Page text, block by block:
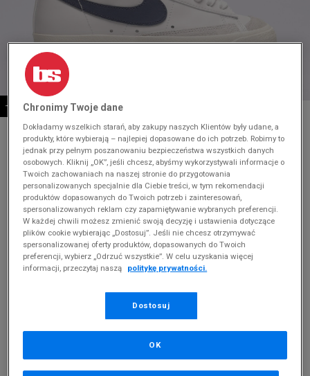
-10% ZA MIN. 500 ZŁ KOD: SUM10
* Zdjęcie poglądowe
NIKE W BLAZER MID '77
Produkt pochodzi z końcówek aktualnych kolekcji, ubiegłych
sezonów lub z ekspozycji. Szczegóły.
529,99 zł cena rekomendowana przez producenta
329,99 zł
Kolor: biały
Chronimy Twoje dane
Dokładamy wszelkich starań, aby zakupy naszych Klientów były udane, a
produkty, które wybierają – najlepiej dopasowane do ich potrzeb. Robimy to
jednak przy pełnym poszanowaniu bezpieczeństwa wszystkich danych
osobowych. Kliknij „OK”, jeśli chcesz, abyśmy wykorzystywali informacje o
Twoich zachowaniach na naszej stronie do przygotowania
personalizowanych specjalnie dla Ciebie treści, w tym rekomendacji
produktów dopasowanych do Twoich potrzeb i zainteresowań,
spersonalizowanych reklam czy zapamiętywanie wybranych preferencji.
W każdej chwili możesz zmienić swoją decyzję i ustawienia dotyczące
plików cookie wybierając „Dostosuj”. Jeśli nie chcesz otrzymywać
spersonalizowanej oferty produktów, dopasowanych do Twoich
preferencji, wybierz „Odrzuć wszystkie”. W celu uzyskania więcej
informacji, przeczytaj naszą
politykę prywatności.
Dostosuj
OK